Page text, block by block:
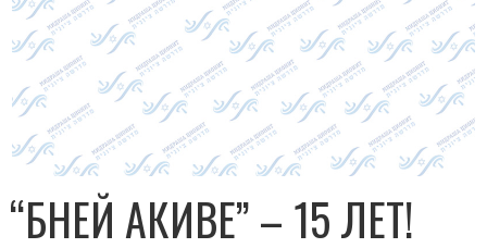
“БНЕЙ АКИВЕ” – 15 ЛЕТ!